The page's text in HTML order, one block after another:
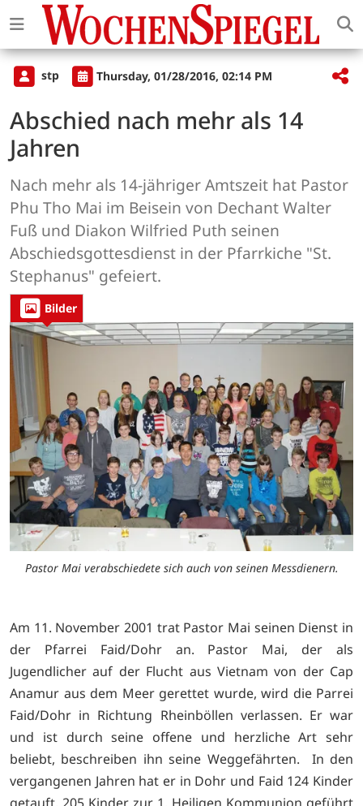
stp Thursday, 01/28/2016, 02:14 PM
Abschied nach mehr als 14
Jahren
Nach mehr als 14-jähriger Amtszeit hat Pastor
Phu Tho Mai im Beisein von Dechant Walter
Fuß und Diakon Wilfried Puth seinen
Abschiedsgottesdienst in der Pfarrkiche "St.
Stephanus" gefeiert.
Bilder
Pastor Mai verabschiedete sich auch von seinen Messdienern.
Am 11. November 2001 trat Pastor Mai seinen Dienst in
der Pfarrei Faid/Dohr an. Pastor Mai, der als
Jugendlicher auf der Flucht aus Vietnam von der Cap
Anamur aus dem Meer gerettet wurde, wird die Parrei
Faid/Dohr in Richtung Rheinböllen verlassen. Er war
und ist durch seine offene und herzliche Art sehr
beliebt, beschreiben ihn seine Weggefährten. In den
vergangenen Jahren hat er in Dohr und Faid 124 Kinder